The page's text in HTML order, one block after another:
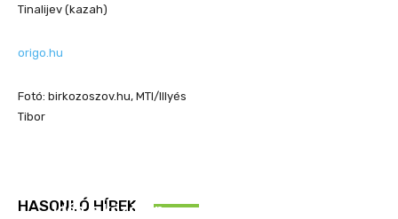
Tinalijev (kazah)
origo.hu
Fotó: birkozoszov.hu, MTI/Illyés
Tibor
HASONLÓ HÍREK
Idén is közösen